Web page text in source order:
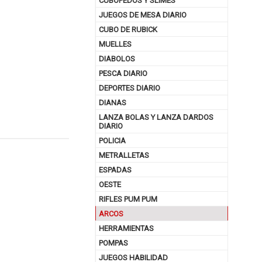
JUEGOS DE MESA DIARIO
CUBO DE RUBICK
MUELLES
DIABOLOS
PESCA DIARIO
DEPORTES DIARIO
DIANAS
LANZA BOLAS Y LANZA DARDOS
DIARIO
POLICIA
METRALLETAS
ESPADAS
OESTE
RIFLES PUM PUM
ARCOS
HERRAMIENTAS
POMPAS
JUEGOS HABILIDAD